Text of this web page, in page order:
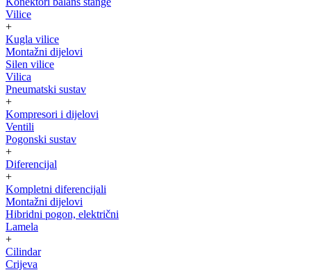
Vilice
+
Kugla vilice
Montažni dijelovi
Silen vilice
Vilica
Pneumatski sustav
+
Kompresori i dijelovi
Ventili
Pogonski sustav
+
Diferencijal
+
Kompletni diferencijali
Montažni dijelovi
Hibridni pogon, električni
Lamela
+
Cilindar
Crijeva